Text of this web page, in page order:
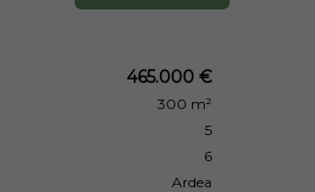
465.000 €
300 m²
5
6
Ardea